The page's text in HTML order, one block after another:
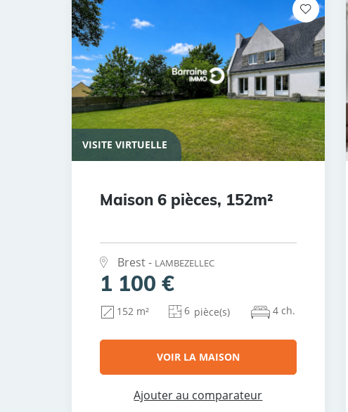
VISITE VIRTUELLE
Maison 6 pièces, 152m²
Brest - LAMBEZELLEC
1 100 €
152 m² 6 pièce(s) 4 ch.
VOIR LA MAISON
Ajouter au comparateur